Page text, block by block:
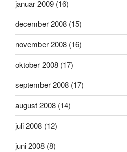
januar 2009 (16)
december 2008 (15)
november 2008 (16)
oktober 2008 (17)
september 2008 (17)
august 2008 (14)
juli 2008 (12)
juni 2008 (8)